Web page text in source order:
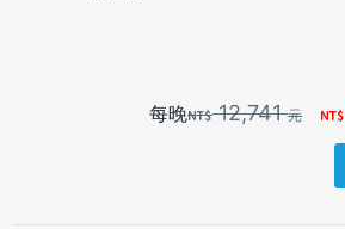
每晚 12,741元